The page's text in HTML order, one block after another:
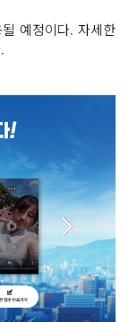
예정이다. 자세한